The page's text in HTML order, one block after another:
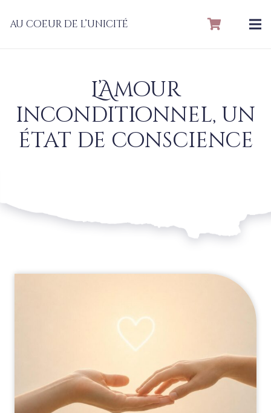
au coeur de l’unicité
L’Amour
inconditionnel, un
état de conscience